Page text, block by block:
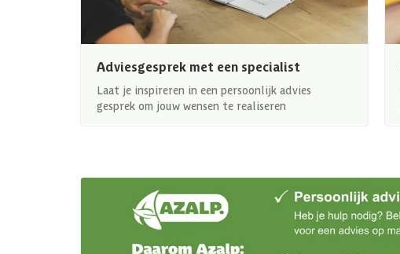
Adviesgesprek met een specialist
Laat je inspireren in een persoonlijk advies
gesprek om jouw wensen te realiseren